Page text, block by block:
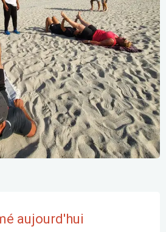
aujourd'hui